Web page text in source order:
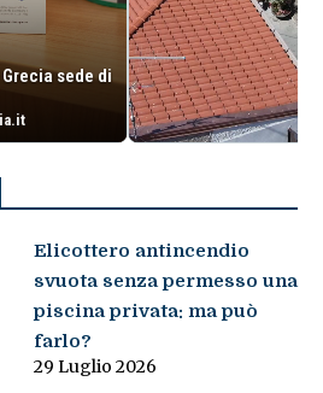
sede di
Elicottero antincendio
svuota senza permesso una
piscina privata: ma può
farlo?
29 Luglio 2026